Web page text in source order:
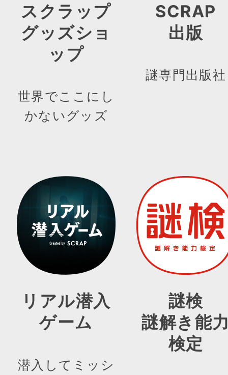
スクラップ
グッズショ
ップ
世界でここにし
かないグッズ
SCRAP
出版
謎専門出版社
リアル潜入
ゲーム
潜入してミッシ
謎検
謎解き能
検定